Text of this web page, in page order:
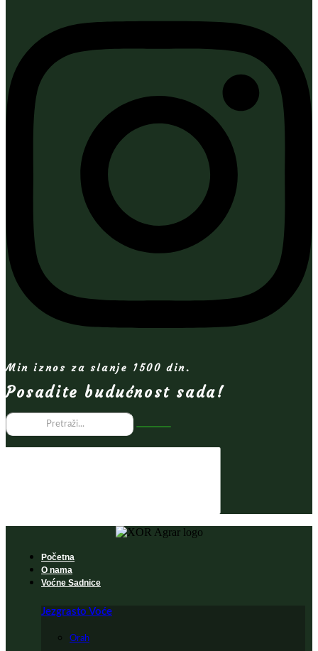
Min iznos za slanje 1500 din.
Posadite budućnost sada!
Početna
O nama
Voćne Sadnice
Jezgrasto Voće
Orah